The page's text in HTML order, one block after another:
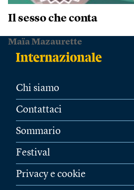
Il sesso che conta
Maïa Mazaurette
Chi siamo
Contattaci
Sommario
Festival
Privacy e cookie